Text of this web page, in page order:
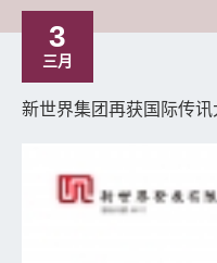
3
三月
新世界集团再获国际传讯